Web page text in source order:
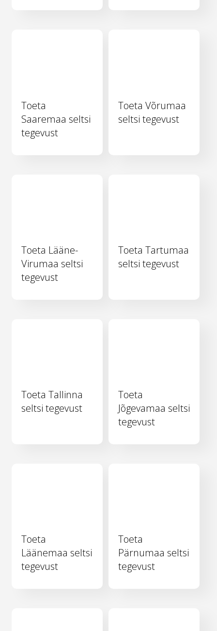
Toeta
Saaremaa seltsi
tegevust
Toeta Võrumaa
seltsi tegevust
Toeta Lääne-
Virumaa seltsi
tegevust
Toeta Tartumaa
seltsi tegevust
Toeta Tallinna
seltsi tegevust
Toeta
Jõgevamaa seltsi
tegevust
Toeta
Läänemaa seltsi
tegevust
Toeta
Pärnumaa seltsi
tegevust